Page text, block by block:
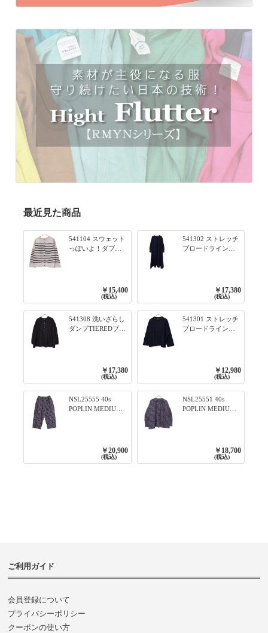
最近見た商品
541104 スウェット
っぽいよ！ダブル
プルオーバー 101オ
フベージュ×ネイビ
￥15,400
(税込)
541302 ストレッチ
ブロードライン入
ワンピース 79ネイ
￥17,380
(税込)
541308 洗いざらし
ダンプTIEREDブシ
￥17,380
(税込)
541301 ストレッチ
ブロードライン入
リブプルオーバー
79ネイビー
￥12,980
(税込)
NSL25555 40s
POPLIN MEDIUM
￥20,900
(税込)
NSL25551 40s
POPLIN MEDIUM
3800NAVY BASE
￥18,700
(税込)
ご利用ガイド
会員登録について
プライバシーポリシー
クーポンの使い方